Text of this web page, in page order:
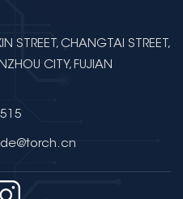
STREET, CHANGTAI STREET,
CITY, FUJIAN